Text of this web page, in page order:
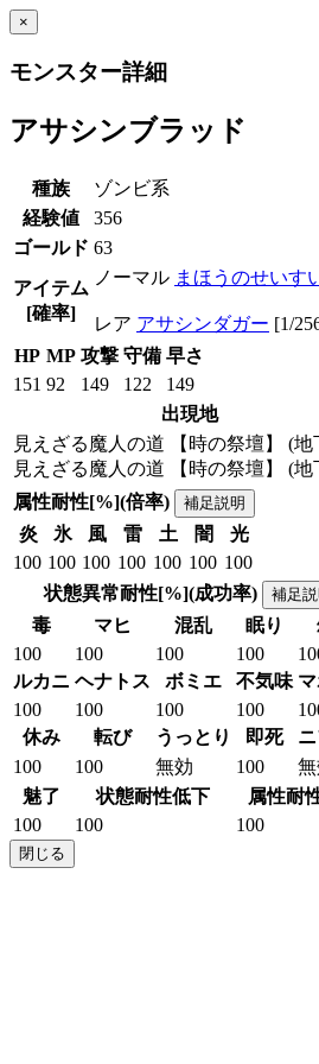
×
モンスター詳細
アサシンブラッド
種族
ゾンビ系
経験値
356
ゴールド 63
アイテム
[確率]
ノーマル まほうのせいす
レア アサシンダガー [1/
HP MP 攻撃 守備 早さ
151 92 149 122
149
出現地
見えざる魔人の道 【時の祭壇】 (地
見えざる魔人の道 【時の祭壇】 (地
属性耐性[%](倍率)
補足説明
炎 氷 風 雷 土 闇
光
100 100 100 100 100 100 100
状態異常耐性[%](成功率)
補足
毒 マヒ 混乱 眠り
100
100 100 100
ルカニ ヘナトス ボミエ 不気味
100
100 100 100
休み
転び うっとり 即死
100
100 無効 100
魅了
状態耐性低下
属性耐
100
100 100
閉じる